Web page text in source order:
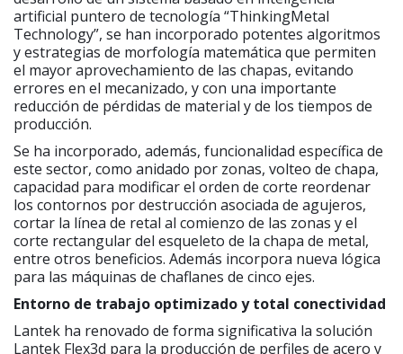
artificial puntero de tecnología “ThinkingMetal
Technology”, se han incorporado potentes algoritmos
y estrategias de morfología matemática que permiten
el mayor aprovechamiento de las chapas, evitando
errores en el mecanizado, y con una importante
reducción de pérdidas de material y de los tiempos de
producción.
Se ha incorporado, además, funcionalidad específica de
este sector, como anidado por zonas, volteo de chapa,
capacidad para modificar el orden de corte reordenar
los contornos por destrucción asociada de agujeros,
cortar la línea de retal al comienzo de las zonas y el
corte rectangular del esqueleto de la chapa de metal,
entre otros beneficios. Además incorpora nueva lógica
para las máquinas de chaflanes de cinco ejes.
Entorno de trabajo optimizado y total conectividad
Lantek ha renovado de forma significativa la solución
Lantek Flex3d para la producción de perfiles de acero y